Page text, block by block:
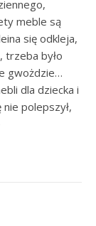
meble są
się odkleja,
trzeba było
gwożdzie…
dla dziecka i
polepszył,